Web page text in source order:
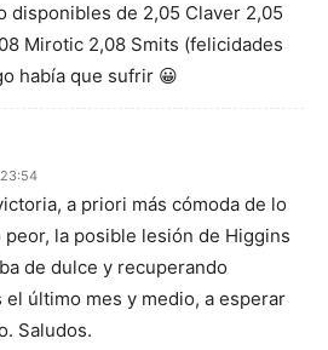
disponibles de 2,05 Claver 2,05
Mirotic 2,08 Smits (felicidades
había que sufrir 😀
a priori más cómoda de lo
peor, la posible lesión de Higgins
de dulce y recuperando
el último mes y medio, a esperar
Saludos.